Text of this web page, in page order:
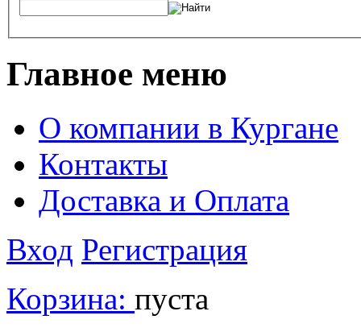
Главное меню
О компании в Кургане
Контакты
Доставка и Оплата
Вход Регистрация
Корзина: пуста